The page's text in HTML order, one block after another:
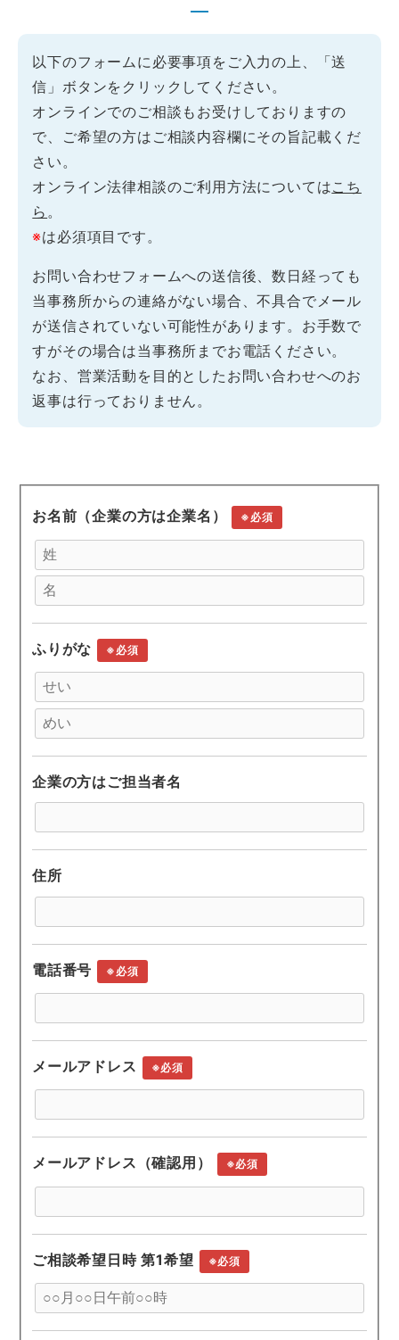
以下のフォームに必要事項をご入力の上、「送
信」ボタンをクリックしてください。
オンラインでのご相談もお受けしておりますの
で、ご希望の方はご相談内容欄にその旨記載くだ
さい。
オンライン法律相談のご利用方法についてはこち
ら 。
※は必須項目です。
お問い合わせフォームへの送信後、数日経っても
当事務所からの連絡がない場合、不具合でメール
が送信されていない可能性があります。お手数で
すがその場合は当事務所までお電話ください。
なお、営業活動を目的としたお問い合わせへのお
返事は行っておりません。
お名前（企業の方は企業名） ※必須
ふりがな ※必須
企業の方はご担当者名
住所
電話番号 ※必須
メールアドレス ※必須
メールアドレス（確認用） ※必須
ご相談希望日時 第1希望 ※必須